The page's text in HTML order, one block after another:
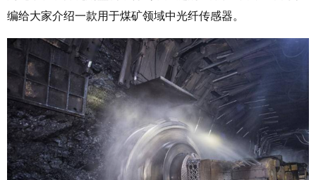
编给大家介绍一款用于煤矿领域中光纤传感器。